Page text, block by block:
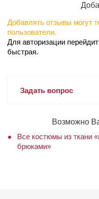
Добавлять отзывы могут
пользователи.
Для авторизации
быстрая.
Задать вопрос
Возможно
Все костюмы из ткани
брюками»